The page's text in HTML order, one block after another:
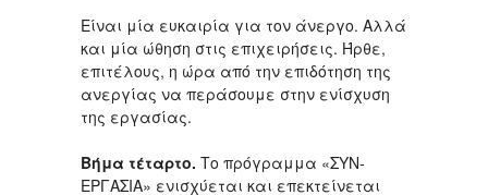
Είναι μία ευκαιρία για τον άνεργο. Αλλά
και μία ώθηση στις επιχειρήσεις. Ήρθε,
επιτέλους, η ώρα από την επιδότηση της
ανεργίας να περάσουμε στην ενίσχυση
της εργασίας.
Βήμα τέταρτο. Το πρόγραμμα «ΣΥΝ-
ΕΡΓΑΣΙΑ» ενισχύεται και επεκτείνεται